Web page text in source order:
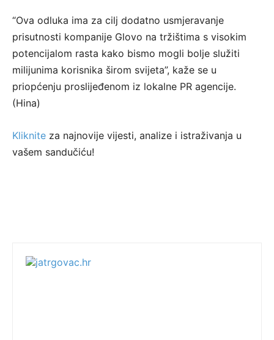
“Ova odluka ima za cilj dodatno usmjeravanje
prisutnosti kompanije Glovo na tržištima s visokim
potencijalom rasta kako bismo mogli bolje služiti
milijunima korisnika širom svijeta”, kaže se u
priopćenju proslijeđenom iz lokalne PR agencije.
(Hina)
Kliknite za najnovije vijesti, analize i istraživanja u
vašem sandučiću!